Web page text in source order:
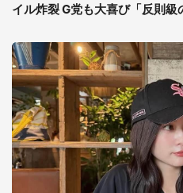
イル炸裂 G党も大喜び「反則級